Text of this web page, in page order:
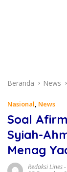
Beranda News
Nasional, News
Soal
Syiah-
Menag
Redaksi Lines-